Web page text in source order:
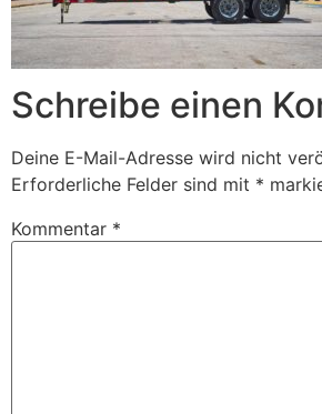
Schreibe einen
Deine E-Mail-Adresse wird nicht
Erforderliche Felder sind mit *
Kommentar *